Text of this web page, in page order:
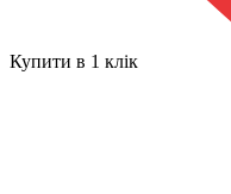
Купити в 1 клiк